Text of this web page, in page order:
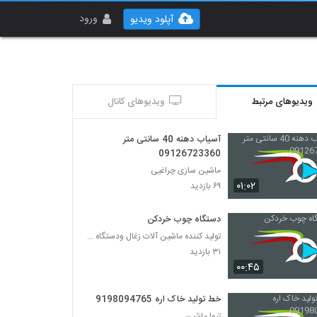
ورود آپلود ویدیو
ویدیوهای مرتبط ویدیوهای کانال
۰۱:۰۲
آسیاب دهنه 40 سانتی متر
09126723360
ماشین سازی چراغیی
۶۹ بازدید
۰۰:۴۵
دستگاه چوب خردکن
تولید کننده ماشین آلات زغال ودستگاه های چوب پودرکن
۳۱ بازدید
خط تولید خاک اره 09198094765